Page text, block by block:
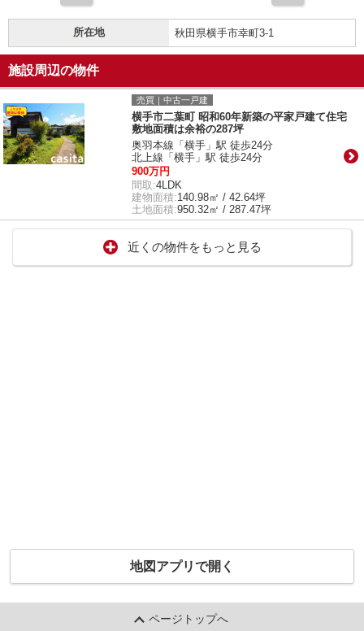
所在地 秋田県横手市幸町3-1
施設周辺の物件
売買｜中古一戸建
横手市二葉町 昭和60年新築の平家戸建て住宅
敷地面積は余裕の287坪
奥羽本線「横手」駅 徒歩24分
北上線「横手」駅 徒歩24分
900万円
間取:4LDK
建物面積:140.98㎡ / 42.64坪
土地面積:950.32㎡ / 287.47坪
近くの物件をもっと見る
地図アプリで開く
ページトップへ